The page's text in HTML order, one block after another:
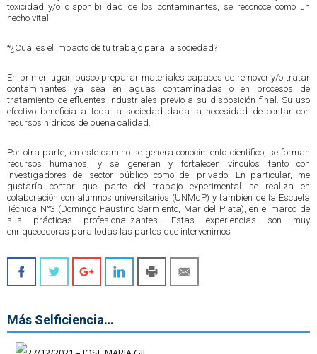
toxicidad y/o disponibilidad de los contaminantes, se reconoce como un
hecho vital.
*¿Cuál es el impacto de tu trabajo para la sociedad?
En primer lugar, busco preparar materiales capaces de remover y/o tratar
contaminantes ya sea en aguas contaminadas o en procesos de
tratamiento de efluentes industriales previo a su disposición final. Su uso
efectivo beneficia a toda la sociedad dada la necesidad de contar con
recursos hídricos de buena calidad.
Por otra parte, en este camino se genera conocimiento científico, se forman
recursos humanos, y se generan y fortalecen vínculos tanto con
investigadores del sector público como del privado. En particular, me
gustaría contar que parte del trabajo experimental se realiza en
colaboración con alumnos universitarios (UNMdP) y también de la Escuela
Técnica N°3 (Domingo Faustino Sarmiento, Mar del Plata), en el marco de
sus prácticas profesionalizantes. Estas experiencias son muy
enriquecedoras para todas las partes que intervenimos
Más Selficiencia…